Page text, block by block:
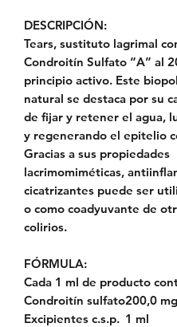
DESCRIPCIÓN:
Tears, sustituto lagrimal
Condroitín Sulfato “A” al
principio activo. Este
natural se destaca por su
de fijar y retener el agua,
y regenerando el epitelio
Gracias a sus propiedades
lacrimomiméticas,
cicatrizantes puede ser
o como coadyuvante de
colirios.
FÓRMULA:
Cada 1 ml de producto
Condroitín sulfato200,0 mg
Excipientes c.s.p. 1 ml